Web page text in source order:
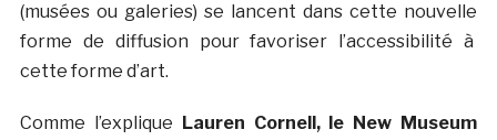
(musées ou galeries) se lancent dans cette nouvelle
forme de diffusion pour favoriser l’accessibilité à
cette forme d’art.
Comme l’explique Lauren Cornell, le New Museum